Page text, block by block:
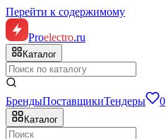
Перейти к содержимому
Proelectro.ru
Каталог
БрендыПоставщикиТендеры 0
Каталог